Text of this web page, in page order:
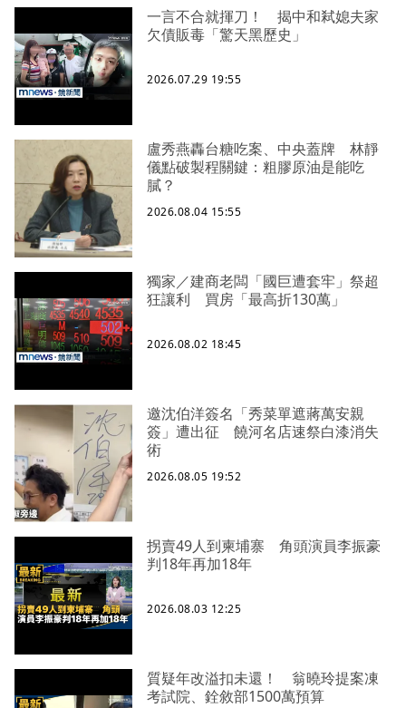
一言不合就揮刀！ 揭中和弒媳夫家
欠債販毒「驚天黑歷史」
2026.07.29 19:55
盧秀燕轟台糖吃案、中央蓋牌 林靜
儀點破製程關鍵：粗膠原油是能吃
膩？
2026.08.04 15:55
獨家／建商老闆「國巨遭套牢」祭超
狂讓利 買房「最高折130萬」
2026.08.02 18:45
邀沈伯洋簽名「秀菜單遮蔣萬安親
簽」遭出征 饒河名店速祭白漆消失
術
2026.08.05 19:52
拐賣49人到柬埔寨 角頭演員李振豪
判18年再加18年
2026.08.03 12:25
質疑年改溢扣未還！ 翁曉玲提案凍
考試院、銓敘部1500萬預算